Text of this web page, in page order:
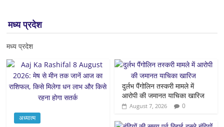
मध्य प्रदेश
मध्य प्रदेश
अध्यात्म
दुर्लभ पैंगोलिन तस्करी मामले में
आरोपी की जमानत याचिका खारिज
August 7, 2026 0